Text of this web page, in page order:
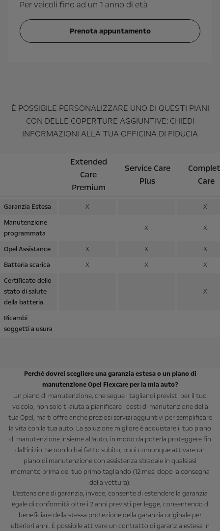
Per veicoli fino ad un 1 anno di età
Prenota appuntamento
È POSSIBILE PERSONALIZZARE UNO DI QUESTI PIANI
CON DELLE COPERTURE AGGIUNTIVE: CHIEDI
INFORMAZIONI ALLA TUA OFFICINA DI FIDUCIA
Extended
Care
Premium
Service Care
Plus
Care
Garanzia Estesa X
X
Manutenzione
programmata
X X
Opel Assistance X X
X
Batteria scarica
X X
X
Certificato dello
stato di salute
della batteria
X
Ricambi
soggetti a usura
Perché dovrei scegliere una garanzia estesa o un piano di
manutenzione Opel Flexcare per la mia auto?
Un piano di manutenzione, che segue i tagliandi previsti per il tuo
veicolo, non solo ti aiuta a pianificare i costi di manutenzione della
tua Opel, ma ti offre anche preziosi servizi aggiuntivi per semplificare
la vita con la tua auto. La soluzione migliore è acquistare il tuo piano
di manutenzione insieme all'auto, in modo da poterla proteggere fin
dall'inizio. Se non lo hai fatto subito, puoi comunque attivare un
piano di manutenzione con assistenza stradale in qualsiasi
momento prima del tuo primo tagliando (12 mesi dopo la consegna
della vettura).
L'estensione di garanzia, invece, consente di estendere la garanzia
legale di conformità oltre i 2 anni previsti per legge, consentendo di
beneficiare della stessa protezione della garanzia originale per
ulteriori anni. È possibile attivare un contratto di garanzia estesa in